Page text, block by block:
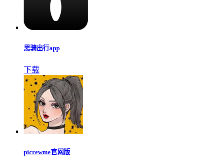
思骑出行app
下载
picrewme官网版